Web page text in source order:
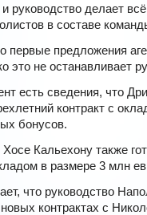
руководство делает
в составе
первые предложения
это не останавливает
есть сведения, что
контракт с
бонусов.
Кальехону также
в размере 3 млн
что руководство
контрактах с